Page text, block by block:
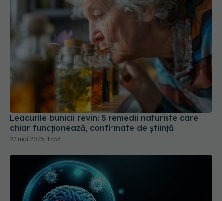
Leacurile bunicii revin: 5 remedii naturiste care
chiar funcționează, confirmate de știință
27 mai 2025, 17:53